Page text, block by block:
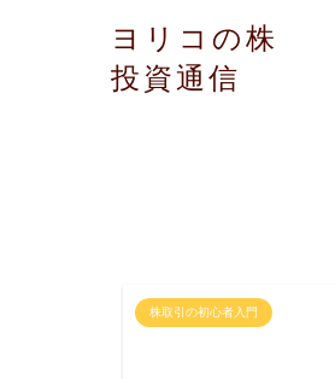
ヨリコの株
投資通信
株取引の初心者入門